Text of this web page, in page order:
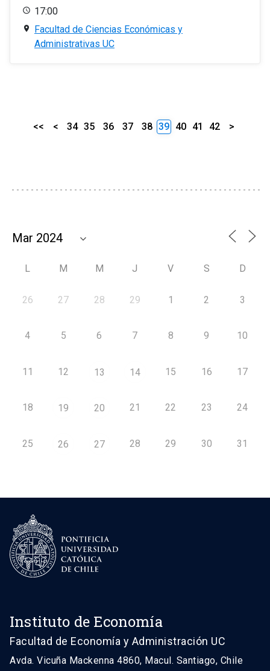
17:00
Facultad de Ciencias Económicas y
Administrativas UC
<< < 34 35 36 37 38 39 40 41 42 >
L M M J V S D
26 27 28 29 1 2 3
4 5 6 7 8 9 10
11 12 13 14 15 16 17
18 19 20 21 22 23 24
25 26 27 28 29 30 31
Instituto de Economía
Facultad de Economía y Administración UC
Avda. Vicuña Mackenna 4860, Macul. Santiago, Chile